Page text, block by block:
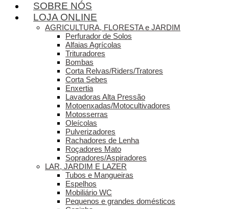
SOBRE NÓS
LOJA ONLINE
AGRICULTURA, FLORESTA e JARDIM
Perfurador de Solos
Alfaias Agrícolas
Trituradores
Bombas
Corta Relvas/Riders/Tratores
Corta Sebes
Enxertia
Lavadoras Alta Pressão
Motoenxadas/Motocultivadores
Motosserras
Oleícolas
Pulverizadores
Rachadores de Lenha
Roçadores Mato
Sopradores/Aspiradores
LAR, JARDIM E LAZER
Tubos e Mangueiras
Espelhos
Mobiliário WC
Pequenos e grandes domésticos